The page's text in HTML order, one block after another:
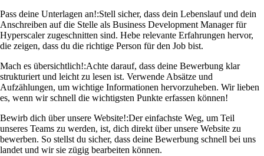
Pass deine Unterlagen an!:Stell sicher, dass dein Lebenslauf und dein
Anschreiben auf die Stelle als Business Development Manager für
Hyperscaler zugeschnitten sind. Hebe relevante Erfahrungen hervor,
die zeigen, dass du die richtige Person für den Job bist.
Mach es übersichtlich!:Achte darauf, dass deine Bewerbung klar
strukturiert und leicht zu lesen ist. Verwende Absätze und
Aufzählungen, um wichtige Informationen hervorzuheben. Wir lieben
es, wenn wir schnell die wichtigsten Punkte erfassen können!
Bewirb dich über unsere Website!:Der einfachste Weg, um Teil
unseres Teams zu werden, ist, dich direkt über unsere Website zu
bewerben. So stellst du sicher, dass deine Bewerbung schnell bei uns
landet und wir sie zügig bearbeiten können.